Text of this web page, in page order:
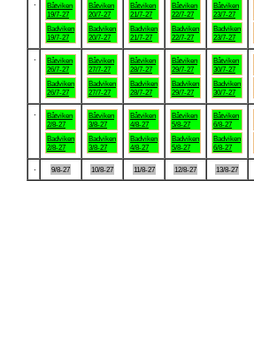
Båtviken
19/7-27
Badviken
19/7-27
Båtviken
20/7-27
Badviken
20/7-27
Båtviken
21/7-27
Badviken
21/7-27
Båtviken
22/7-27
Badviken
22/7-27
Båtviken
23/7-27
Badviken
23/7-27
Båtviken
26/7-27
Badviken
26/7-27
Båtviken
27/7-27
Badviken
27/7-27
Båtviken
28/7-27
Badviken
28/7-27
Båtviken
29/7-27
Badviken
29/7-27
Båtviken
30/7-27
Badviken
30/7-27
Båtviken
2/8-27
Badviken
2/8-27
Båtviken
3/8-27
Badviken
3/8-27
Båtviken
4/8-27
Badviken
4/8-27
Båtviken
5/8-27
Badviken
5/8-27
Båtviken
6/8-27
Badviken
6/8-27
9/8-27 10/8-27 11/8-27 12/8-27 13/8-27